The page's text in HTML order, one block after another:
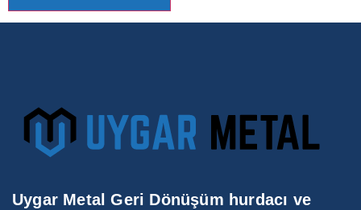
Uygar Metal Geri Dönüşüm hurdacı ve